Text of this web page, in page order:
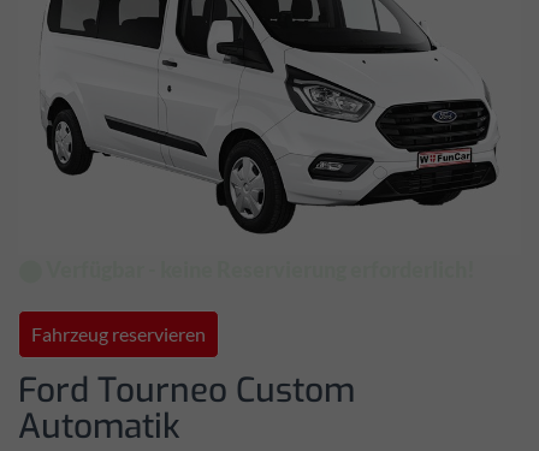
Fahrzeug reservieren
Ford Tourneo Custom
Automatik